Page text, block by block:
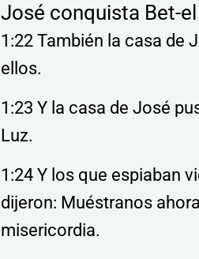
José conquista Bet-el
1:22 También la casa de
ellos.
1:23 Y la casa de José
Luz.
1:24 Y los que espiaban
dijeron: Muéstranos
misericordia.